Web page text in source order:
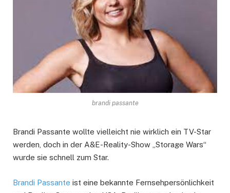
brandi passante
Brandi Passante wollte vielleicht nie wirklich ein TV-Star
werden, doch in der A&E-Reality-Show „Storage Wars“
wurde sie schnell zum Star.
Brandi Passante ist eine bekannte Fernsehpersönlichkeit